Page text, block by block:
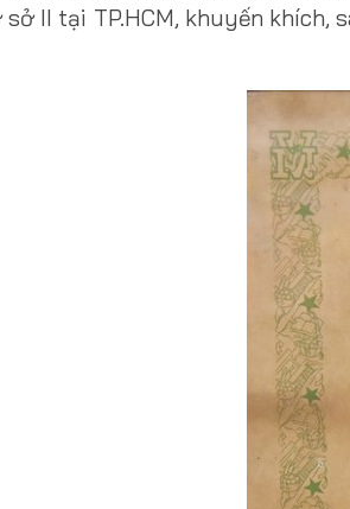
sở II tại TP.HCM, khuyến